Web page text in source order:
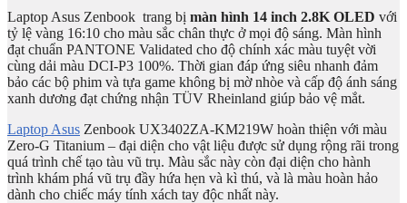
Laptop Asus Zenbook trang bị màn hình 14 inch 2.8K OLED với
tỷ lệ vàng 16:10 cho màu sắc chân thực ở mọi độ sáng. Màn hình
đạt chuẩn PANTONE Validated cho độ chính xác màu tuyệt vời
cùng dải màu DCI-P3 100%. Thời gian đáp ứng siêu nhanh đảm
bảo các bộ phim và tựa game không bị mờ nhòe và cấp độ ánh sáng
xanh dương đạt chứng nhận TÜV Rheinland giúp bảo vệ mắt.
Laptop Asus Zenbook UX3402ZA-KM219W hoàn thiện với màu
Zero-G Titanium – đại diện cho vật liệu được sử dụng rộng rãi trong
quá trình chế tạo tàu vũ trụ. Màu sắc này còn đại diện cho hành
trình khám phá vũ trụ đầy hứa hẹn và kì thú, và là màu hoàn hảo
dành cho chiếc máy tính xách tay độc nhất này.